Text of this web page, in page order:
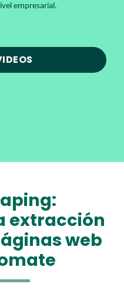
empresarial.
extracción
web